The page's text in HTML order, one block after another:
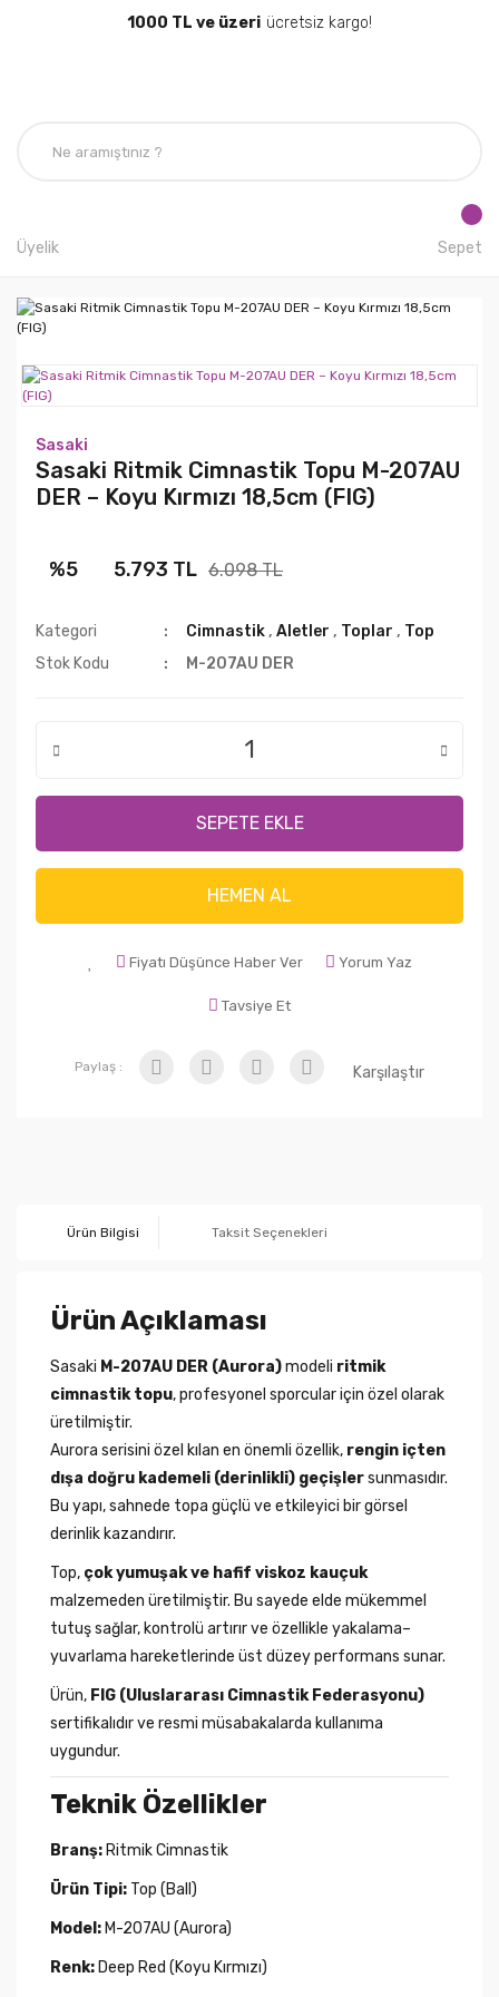
1000 TL ve üzeri ücretsiz kargo!
Üyelik Sepet
Sasaki
Sasaki Ritmik Cimnastik Topu M-207AU
DER – Koyu Kırmızı 18,5cm (FIG)
%5 5.793 TL 6.098 TL
Kategori Cimnastik,Aletler , Toplar , Top
Stok Kodu
M-207AU DER
SEPETE EKLE
HEMEN AL
Fiyatı Düşünce Haber Ver Yorum Yaz
Tavsiye Et
Paylaş : Karşılaştır
Ürün Bilgisi Taksit Seçenekleri
Ürün Açıklaması
Sasaki M-207AU DER (Aurora)modeli ritmik
cimnastik topu, profesyonel sporcular için özel olarak
üretilmiştir.
Aurora serisini özel kılan en önemli özellik, rengin içten
dışa doğru kademeli (derinlikli) geçişlersunmasıdır.
Bu yapı, sahnede topa güçlü ve etkileyici bir görsel
derinlik kazandırır.
Top, çok yumuşak ve hafif viskoz kauçuk
malzemeden üretilmiştir. Bu sayede elde mükemmel
tutuş sağlar, kontrolü artırır ve özellikle yakalama–
yuvarlama hareketlerinde üst düzey performans sunar.
Ürün, FIG (Uluslararası Cimnastik Federasyonu)
sertifikalıdır ve resmi müsabakalarda kullanıma
uygundur.
Teknik Özellikler
Branş: Ritmik Cimnastik
Ürün Tipi: Top (Ball)
Model: M-207AU (Aurora)
Renk: Deep Red (Koyu Kırmızı)